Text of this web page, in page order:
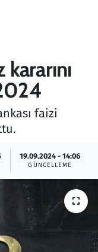
faizi
19.09.2024 - 14:06
GÜNCELLEME